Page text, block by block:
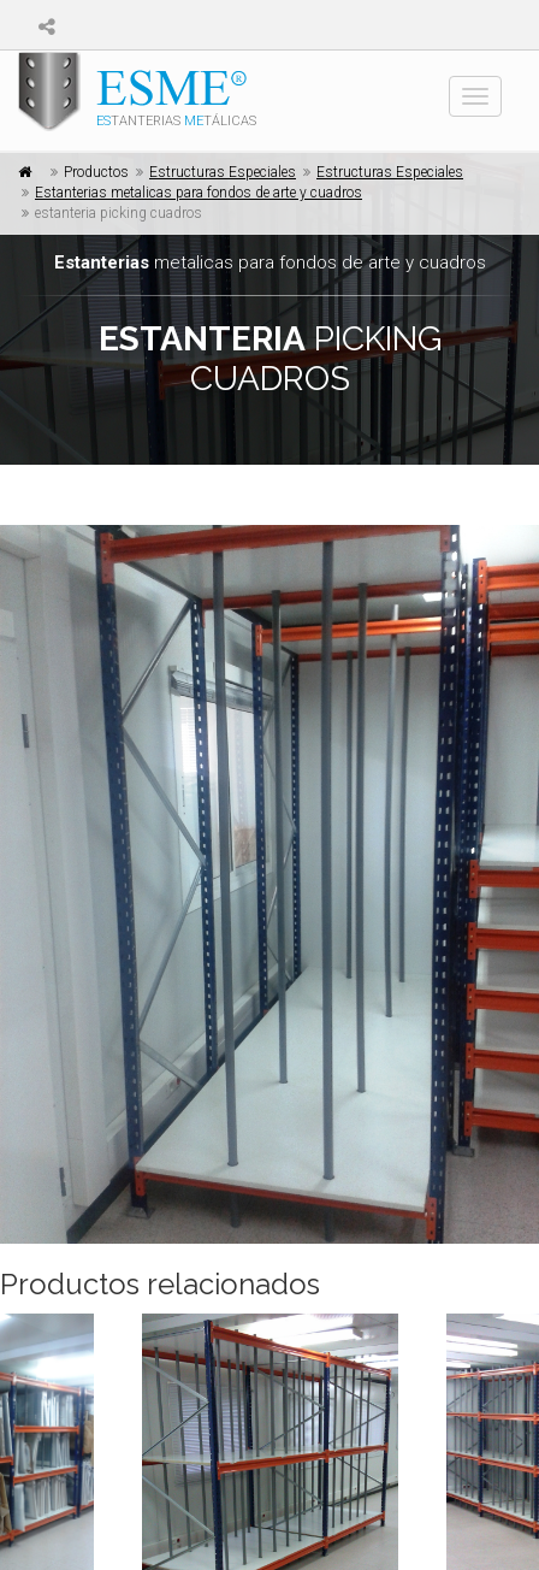
ESTANTERIAS METÁLICAS
Toggle
Productos Estructuras Especiales
Estructuras Especiales
Estanterias metalicas para fondos de arte y cuadros
estanteria picking cuadros
Estanteriasmetalicas para fondos de arte y cuadros
ESTANTERIAPICKING
CUADROS
Productos relacionados